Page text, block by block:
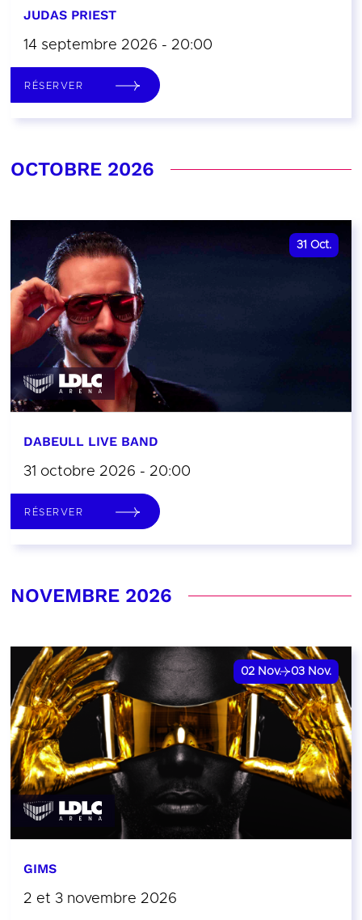
JUDAS PRIEST
14 septembre 2026 - 20:00
RÉSERVER
OCTOBRE 2026
31 Oct.
DABEULL LIVE BAND
31 octobre 2026 - 20:00
RÉSERVER
NOVEMBRE 2026
02 Nov. 03 Nov.
GIMS
2 et 3 novembre 2026